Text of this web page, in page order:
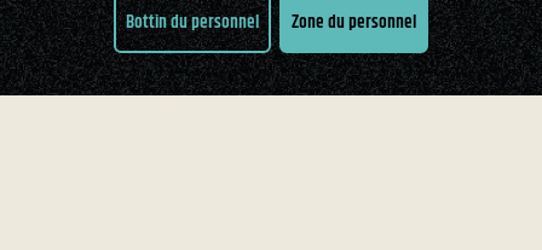
Bottin du personnel Zone du personnel